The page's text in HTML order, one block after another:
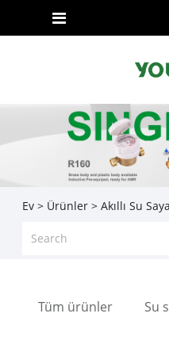
Ev > Ürünler> Akıllı Su
Tüm ürünler Su